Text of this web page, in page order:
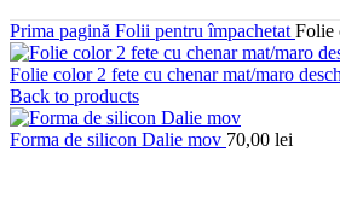
Prima pagină Folii pentru împachetat Folie
Folie color 2 fete cu chenar mat/maro
Back to products
Forma de silicon Dalie mov 70,00 lei